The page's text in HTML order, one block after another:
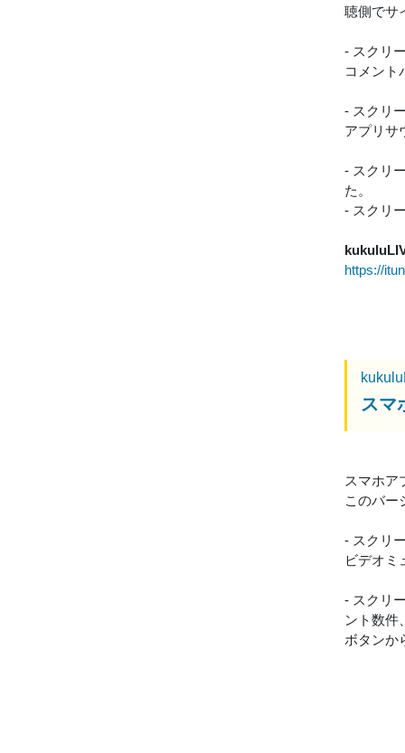
聴側でサ
- スクリ
コメント
- スクリ
アプリサ
- スクリ
た。
- スクリ
https://
スマ
スマホア
このバー
- スクリ
ビデオミ
- スクリ
ント数件
ボタンか